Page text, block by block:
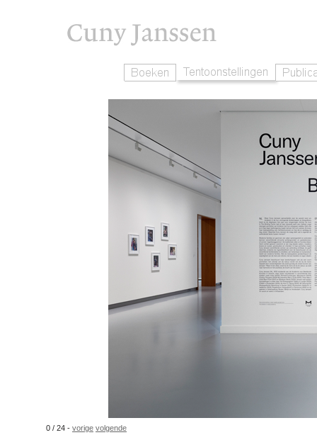
0 / 24 - vorige volgende